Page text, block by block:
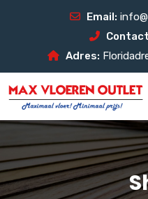
Email:
Adres: